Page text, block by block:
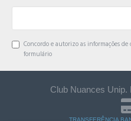
Concordo e autorizo as informações
formulário
Club Nuances Unip.
TRANSFERÊNCIA